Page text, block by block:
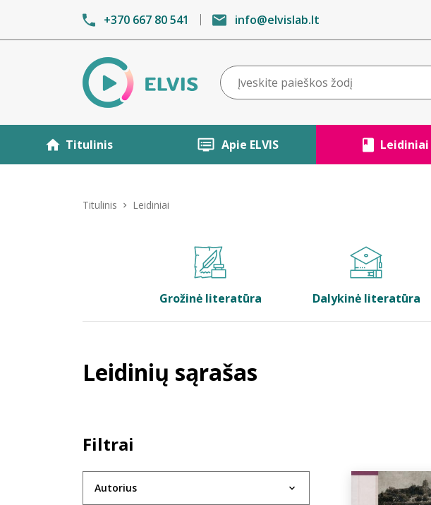
+370 667 80 541 info@elvislab.lt
Titulinis Apie ELVIS Leidiniai
Titulinis Leidiniai
Grožinė literatūra Dalykinė literatūra
Leidinių sąrašas
Filtrai
Autorius